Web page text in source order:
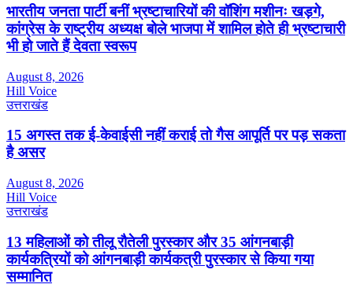
भारतीय जनता पार्टी बनीं भ्रष्टाचारियों की वॉशिंग मशीनः खड़गे,
कांग्रेस के राष्ट्रीय अध्यक्ष बोले भाजपा में शामिल होते ही भ्रष्टाचारी
भी हो जाते हैं देवता स्वरूप
August 8, 2026
Hill Voice
उत्तराखंड
15 अगस्त तक ई-केवाईसी नहीं कराई तो गैस आपूर्ति पर पड़ सकता
है असर
August 8, 2026
Hill Voice
उत्तराखंड
13 महिलाओं को तीलू रौतेली पुरस्कार और 35 आंगनबाड़ी
कार्यकत्रियों को आंगनबाड़ी कार्यकत्री पुरस्कार से किया गया
सम्मानित